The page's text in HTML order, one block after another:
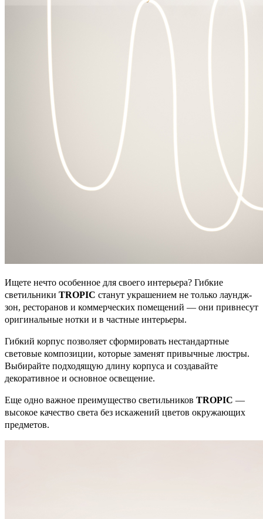
Ищете нечто особенное для своего интерьера? Гибкие
светильники TROPIC станут украшением не только лаундж-
зон, ресторанов и коммерческих помещений — они привнесут
оригинальные нотки и в частные интерьеры.
Гибкий корпус позволяет сформировать нестандартные
световые композиции, которые заменят привычные люстры.
Выбирайте подходящую длину корпуса и создавайте
декоративное и основное освещение.
Еще одно важное преимущество светильников TROPIC —
высокое качество света без искажений цветов окружающих
предметов.